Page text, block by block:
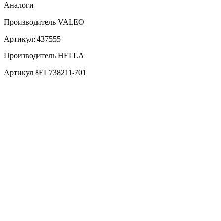
Аналоги
Производитель VALEO
Артикул: 437555
Производитель HELLA
Артикул 8EL738211-701